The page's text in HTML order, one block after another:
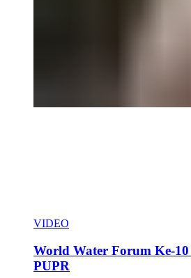
VIDEO
World Water Forum Ke-
PUPR